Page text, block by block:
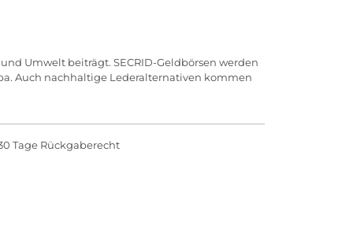
Umwelt beiträgt. SECRID-Geldbörsen werden
Auch nachhaltige Lederalternativen kommen
Tage Rückgaberecht